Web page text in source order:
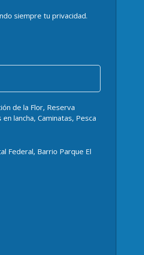
siempre tu privacidad.
de la Flor, Reserva
lancha, Caminatas, Pesca
Federal, Barrio Parque El